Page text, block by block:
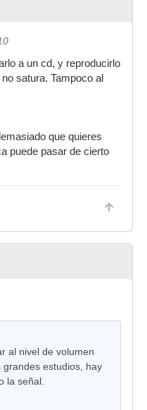
a un cd, y reproducirlo
satura. Tampoco al
que quieres
puede pasar de cierto
al nivel de volumen
estudios, hay
la señal.